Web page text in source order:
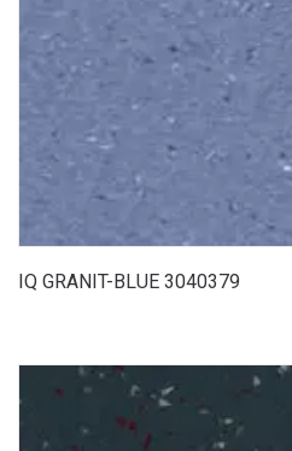
IQ GRANIT-BLUE 3040379